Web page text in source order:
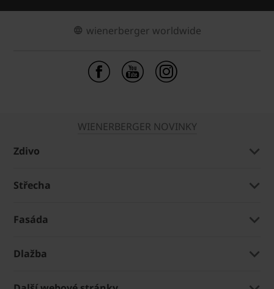
wienerberger worldwide
WIENERBERGER NOVINKY
Zdivo
Střecha
Fasáda
Dlažba